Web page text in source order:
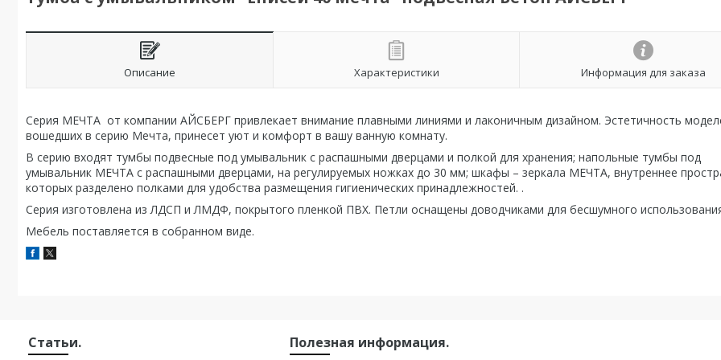
Описание Характеристики Информация для заказа
Серия МЕЧТА от компании АЙСБЕРГ привлекает внимание плавными линиями и лаконичным дизайном. Эстетичность
вошедших в серию Мечта, принесет уют и комфорт в вашу ванную комнату.
В серию входят тумбы подвесные под умывальник с распашными дверцами и полкой для хранения; напольные тумбы под
умывальник МЕЧТА с распашными дверцами, на регулируемых ножках до 30 мм; шкафы – зеркала МЕЧТА, внутреннее
которых разделено полками для удобства размещения гигиенических принадлежностей. .
Серия изготовлена из ЛДСП и ЛМДФ, покрытого пленкой ПВХ. Петли оснащены доводчиками для бесшумного
Мебель поставляется в собранном виде.
Статьи. Полезная информация.